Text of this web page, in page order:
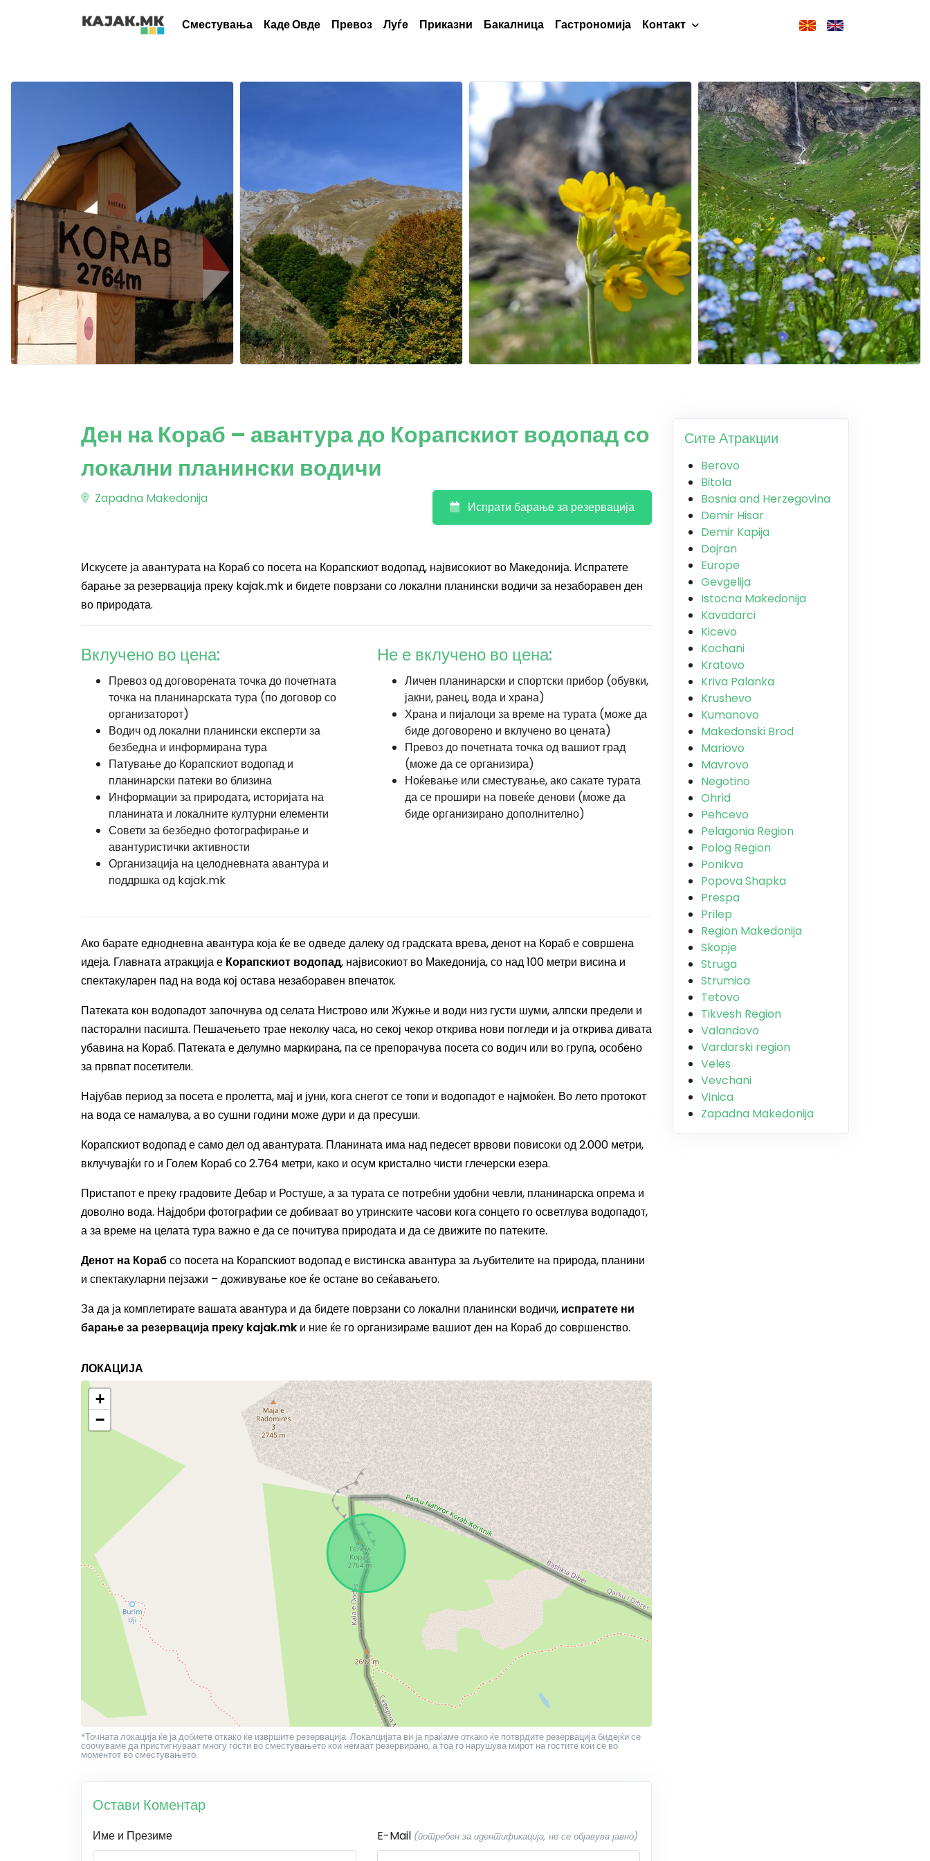
Сместувања Каде Овде Превоз Луѓе Приказни Бакалница Гастрономија Контакт
Ден на Кораб – авантура до Корапскиот водопад со
локални планински водичи
Zapadna Makedonija
Испрати барање за резервација
Искусете ја авантурата на Кораб со посета на Корапскиот водопад, највисокиот во Македонија. Испратете
барање за резервација преку kajak.mk и бидете поврзани со локални планински водичи за незаборавен ден
во природата.
Вклучено во цена:
Превоз од договорената точка до почетната
точка на планинарската тура (по договор со
организаторот)
Водич од локални планински експерти за
безбедна и информирана тура
Патување до Корапскиот водопад и
планинарски патеки во близина
Информации за природата, историјата на
планината и локалните културни елементи
Совети за безбедно фотографирање и
авантуристички активности
Организација на целодневната авантура и
поддршка од kajak.mk
Не е вклучено во цена:
Личен планинарски и спортски прибор (обувки,
јакни, ранец, вода и храна)
Храна и пијалоци за време на турата (може да
биде договорено и вклучено во цената)
Превоз до почетната точка од вашиот град
(може да се организира)
Ноќевање или сместување, ако сакате турата
да се прошири на повеќе денови (може да
биде организирано дополнително)
Ако барате еднодневна авантура која ќе ве одведе далеку од градската врева, денот на Кораб е совршена
идеја. Главната атракција е Корапскиот водопад, највисокиот во Македонија, со над 100 метри висина и
спектакуларен пад на вода кој остава незаборавен впечаток.
Патеката кон водопадот започнува од селата Нистрово или Жужње и води низ густи шуми, алпски предели и
пасторални пасишта. Пешачењето трае неколку часа, но секој чекор открива нови погледи и ја открива дивата
убавина на Кораб. Патеката е делумно маркирана, па се препорачува посета со водич или во група, особено
за првпат посетители.
Најубав период за посета е пролетта, мај и јуни, кога снегот се топи и водопадот е најмоќен. Во лето протокот
на вода се намалува, а во сушни години може дури и да пресуши.
Корапскиот водопад е само дел од авантурата. Планината има над педесет врвови повисоки од 2.000 метри,
вклучувајќи го и Голем Кораб со 2.764 метри, како и осум кристално чисти глечерски езера.
Пристапот е преку градовите Дебар и Ростуше, а за турата се потребни удобни чевли, планинарска опрема и
доволно вода. Најдобри фотографии се добиваат во утринските часови кога сонцето го осветлува водопадот,
а за време на целата тура важно е да се почитува природата и да се движите по патеките.
Денот на Корабсо посета на Корапскиот водопад е вистинска авантура за љубителите на природа, планини
и спектакуларни пејзажи – доживување кое ќе остане во сеќавањето.
За да ја комплетирате вашата авантура и да бидете поврзани со локални планински водичи, испратете ни
барање за резервација преку kajak.mk и ние ќе го организираме вашиот ден на Кораб до совршенство.
ЛОКАЦИЈА
+
−
*Точната локација ќе ја добиете откако ќе извршите резервација. Локалцијата ви ја праќаме откако ќе потврдите резервација бидејќи се
соочуваме да пристигнуваат многу гости во сместувањето кои немаат резервирано, а тоа го нарушува мирот на гостите кои се во
моментот во сместувањето.
Остави Коментар
Име и Презиме E-Mail (потребен за идентификација, не се објавува јавно)
Сите Атракции
Berovo
Bitola
Bosnia and Herzegovina
Demir Hisar
Demir Kapija
Dojran
Europe
Gevgelija
Istocna Makedonija
Kavadarci
Kicevo
Kochani
Kratovo
Kriva Palanka
Krushevo
Kumanovo
Makedonski Brod
Mariovo
Mavrovo
Negotino
Ohrid
Pehcevo
Pelagonia Region
Polog Region
Ponikva
Popova Shapka
Prespa
Prilep
Region Makedonija
Skopje
Struga
Strumica
Tetovo
Tikvesh Region
Valandovo
Vardarski region
Veles
Vevchani
Vinica
Zapadna Makedonija